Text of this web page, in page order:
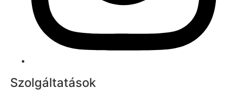
Szolgáltatások